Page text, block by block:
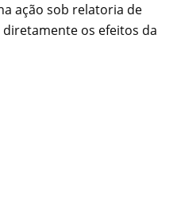
ação sob relatoria de
os efeitos da